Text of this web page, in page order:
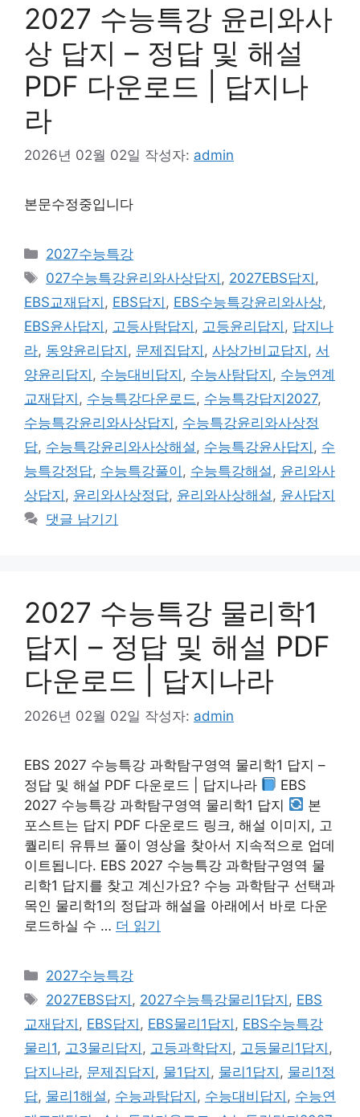
2027 수능특강 윤리와사
상 답지 – 정답 및 해설
PDF 다운로드 | 답지나
라
2026년 02월 02일 작성자: admin
본문수정중입니다
카
테
리
2027수능특강
태
그
027수능특강윤리와사상답지 , 2027EBS답지 ,
EBS교재답지 , EBS답지 , EBS수능특강윤리와사상,
EBS윤사답지 , 고등사탐답지 , 고등윤리답지 , 답지나
라, 동양윤리답지 , 문제집답지 , 사상가비교답지 , 서
양윤리답지 , 수능대비답지 , 수능사탐답지 , 수능연계
교재답지 , 수능특강다운로드, 수능특강답지2027,
수능특강윤리와사상답지 , 수능특강윤리와사상정
답, 수능특강윤리와사상해설 , 수능특강윤사답지 , 수
능특강정답, 수능특강풀이 , 수능특강해설 , 윤리와사
상답지 , 윤리와사상정답, 윤리와사상해설 , 윤사답지
댓글 남기기
2027 수능특강 물리학1
답지 – 정답 및 해설 PDF
다운로드 | 답지나라
2026년 02월 02일 작성자: admin
EBS 2027 수능특강 과학탐구영역 물리학1 답지 –
정답 및 해설 PDF 다운로드 | 답지나라
EBS
2027 수능특강 과학탐구영역 물리학1 답지
본
포스트는 답지 PDF 다운로드 링크, 해설 이미지, 고
퀄리티 유튜브 풀이 영상을 찾아서 지속적으로 업데
이트됩니다. EBS 2027 수능특강 과학탐구영역 물
리학1 답지를 찾고 계신가요? 수능 과학탐구 선택과
목인 물리학1의 정답과 해설을 아래에서 바로 다운
로드하실 수 … 더 읽기
카
테
리
2027수능특강
태
그
2027EBS답지 , 2027수능특강물리1답지 , EBS
교재답지 , EBS답지 , EBS물리1답지 , EBS수능특강
물리1, 고3물리답지 , 고등과학답지 , 고등물리1답지 ,
답지나라, 문제집답지 , 물1답지 , 물리1답지 , 물리1정
답, 물리1해설 , 수능과탐답지 , 수능대비답지 , 수능연